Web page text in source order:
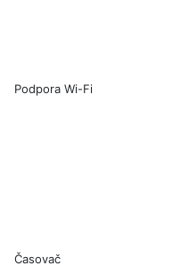
Podpora Wi-Fi
Časovač